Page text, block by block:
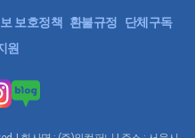
보호정책 환불규정
단체구독
원